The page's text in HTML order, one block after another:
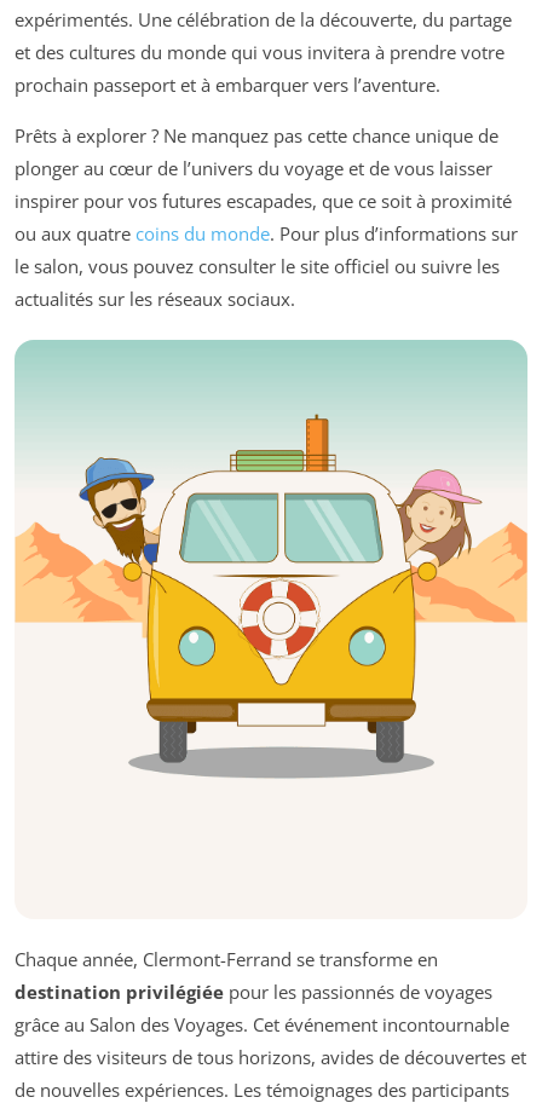
expérimentés. Une célébration de la découverte, du partage
et des cultures du monde qui vous invitera à prendre votre
prochain passeport et à embarquer vers l’aventure.
Prêts à explorer ? Ne manquez pas cette chance unique de
plonger au cœur de l’univers du voyage et de vous laisser
inspirer pour vos futures escapades, que ce soit à proximité
ou aux quatre coins du monde. Pour plus d’informations sur
le salon, vous pouvez consulter le site officiel ou suivre les
actualités sur les réseaux sociaux.
Chaque année, Clermont-Ferrand se transforme en
destination privilégiée pour les passionnés de voyages
grâce au Salon des Voyages. Cet événement incontournable
attire des visiteurs de tous horizons, avides de découvertes et
de nouvelles expériences. Les témoignages des participants